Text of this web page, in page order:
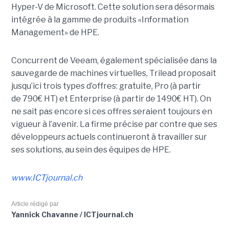
Hyper-V de Microsoft. Cette solution sera désormais
intégrée à la gamme de produits «Information
Management» de HPE.
Concurrent de Veeam, également spécialisée dans la
sauvegarde de machines virtuelles, Trilead proposait
jusqu’ici trois types d’offres: gratuite, Pro (à partir
de 790€ HT) et Enterprise (à partir de 1490€ HT). On
ne sait pas encore si ces offres seraient toujours en
vigueur à l’avenir. La firme précise par contre que ses
développeurs actuels continueront à travailler sur
ses solutions, au sein des équipes de HPE.
www.ICTjournal.ch
Article rédigé par
Yannick Chavanne / ICTjournal.ch